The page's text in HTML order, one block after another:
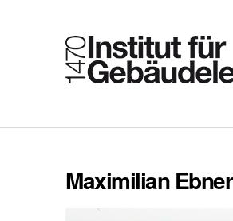
Maximilian Ebner